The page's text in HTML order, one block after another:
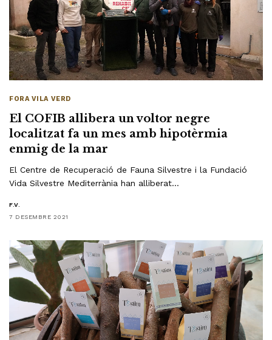
FORA VILA VERD
El COFIB allibera un voltor negre
localitzat fa un mes amb hipotèrmia
enmig de la mar
El Centre de Recuperació de Fauna Silvestre i la Fundació
Vida Silvestre Mediterrània han alliberat…
F.V.
7 DESEMBRE 2021